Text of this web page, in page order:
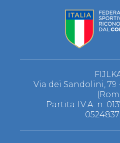
Via dei Sandolini, 79
Partita I.V.A. n.